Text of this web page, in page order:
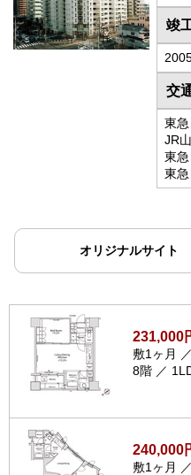
竣
交
東
JR
東
東
オリジナルサイト
231,000
敷1ヶ月
8階 ／
240,000
敷1ヶ月